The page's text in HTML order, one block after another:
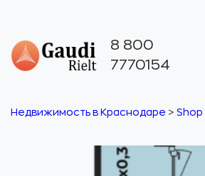
8 800
7770154
Недвижимость в Краснодаре > Shop